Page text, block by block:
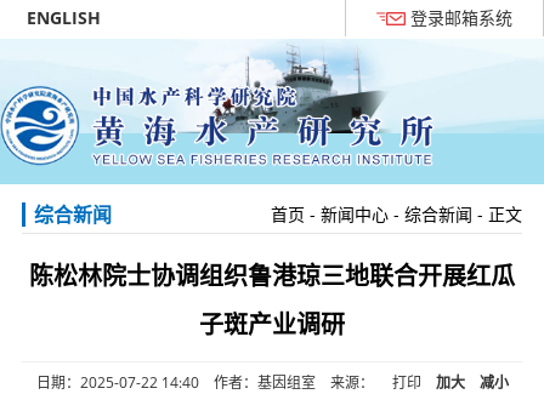
ENGLISH 登录邮箱系统
综合新闻 首页 -新闻中心 -综合新闻 - 正文
陈松林院士协调组织鲁港琼三地联合开展红瓜
子斑产业调研
日期：2025-07-22 14:40 作者：基因组室 来源： 打印 加大 减小